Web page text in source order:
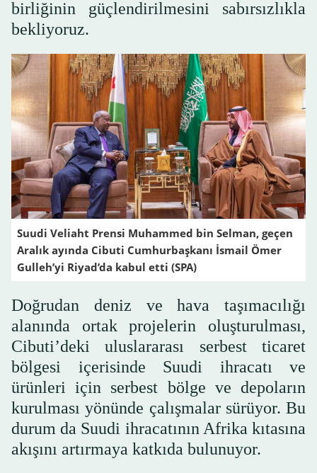
birliğinin güçlendirilmesini sabırsızlıkla
bekliyoruz.
Suudi Veliaht Prensi Muhammed bin Selman, geçen
Aralık ayında Cibuti Cumhurbaşkanı İsmail Ömer
Gulleh’yi Riyad’da kabul etti (SPA)
Doğrudan deniz ve hava taşımacılığı
alanında ortak projelerin oluşturulması,
Cibuti’deki uluslararası serbest ticaret
bölgesi içerisinde Suudi ihracatı ve
ürünleri için serbest bölge ve depoların
kurulması yönünde çalışmalar sürüyor. Bu
durum da Suudi ihracatının Afrika kıtasına
akışını artırmaya katkıda bulunuyor.